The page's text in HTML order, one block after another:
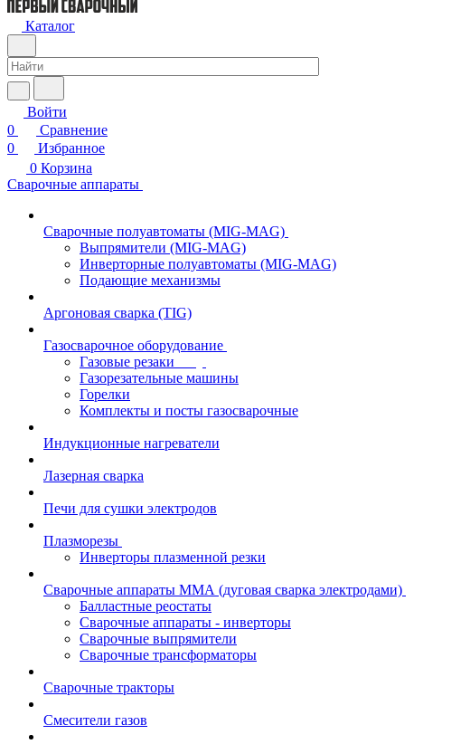
Каталог
Войти
0
Сравнение
0
Избранное
0 Корзина
Сварочные аппараты
Сварочные полуавтоматы (MIG-MAG)
Выпрямители (MIG-MAG)
Инверторные полуавтоматы (MIG-MAG)
Подающие механизмы
Аргоновая сварка (TIG)
Газосварочное оборудование
Газовые резаки
Газорезательные машины
Горелки
Комплекты и посты газосварочные
Индукционные нагреватели
Лазерная сварка
Печи для сушки электродов
Плазморезы
Инверторы плазменной резки
Сварочные аппараты ММА (дуговая сварка электродами)
Балластные реостаты
Сварочные аппараты - инверторы
Сварочные выпрямители
Сварочные трансформаторы
Сварочные тракторы
Смесители газов